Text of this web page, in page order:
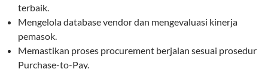
terbaik.
Mengelola database vendor dan mengevaluasi kinerja
pemasok.
Memastikan proses procurement berjalan sesuai prosedur
Purchase-to-Pay.